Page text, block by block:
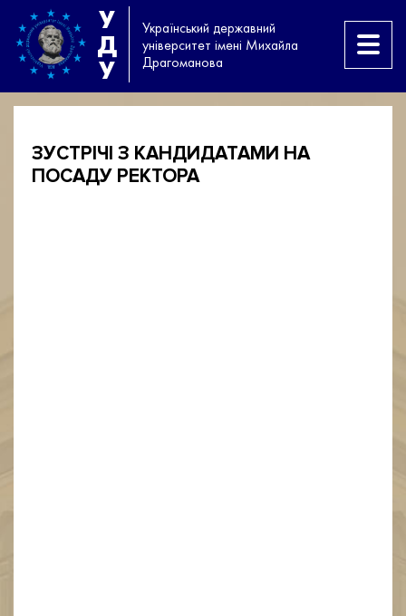
У
Д
У
Український державний
університет імені Михайла
Драгоманова
ЗУСТРІЧІ З КАНДИДАТАМИ НА
ПОСАДУ РЕКТОРА